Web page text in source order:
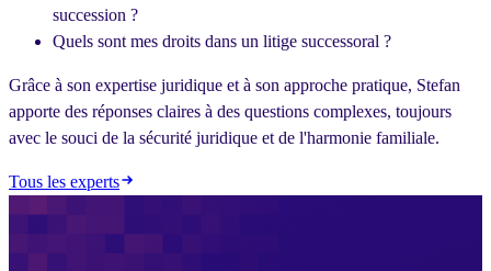
succession ?
Quels sont mes droits dans un litige successoral ?
Grâce à son expertise juridique et à son approche pratique, Stefan
apporte des réponses claires à des questions complexes, toujours
avec le souci de la sécurité juridique et de l'harmonie familiale.
Tous les experts